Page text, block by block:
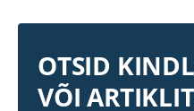
OTSID
VÕI